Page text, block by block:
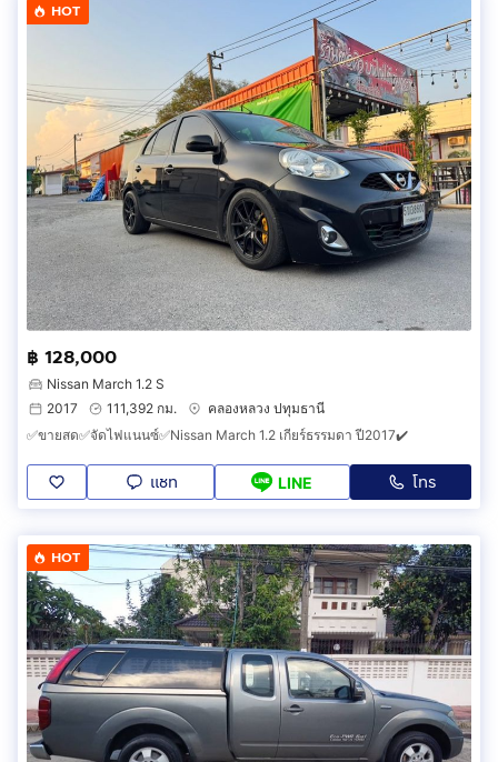
HOT
฿ 128,000
Nissan March 1.2 S
2017
111,392 กม.
คลองหลวง ปทุมธานี
✅ขายสด✅จัดไฟแนนซ์✅Nissan March 1.2 เกียร์ธรรมดา ปี2017✔️
แชท LINE โทร
HOT